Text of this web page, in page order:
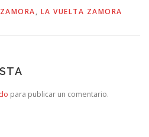
, LA VUELTA ZAMORA
para publicar un comentario.